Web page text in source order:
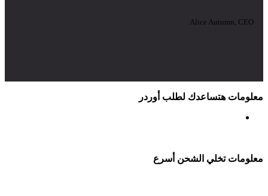
Alice Autumn, CEO
معلومات هتساعدك لطلب أوردر
معلومات تخلي الشحن أسرع